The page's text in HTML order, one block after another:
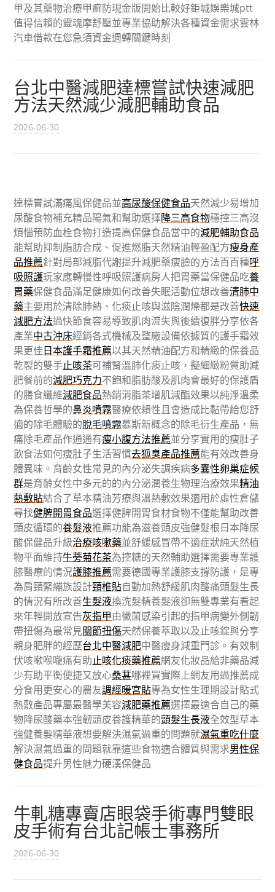
甲及其藥物治療甲癬防現金版開始比較好鉅城娛樂城ptt
值得信賴的靈魂摩舒壓並專業協助解決各種資金需求雲林
汽車借款在您急須資金週轉關鍵時刻
台北中醫減肥達標嘗試快速減肥
方法天然減少減肥輔助食品
2026-06-30
達標嘗試滿痛風保健品並高尿酸保健食品天然減少易增加
尿酸食物補充精品陽氣和幫助選擇降三高食物穩控三高沒
煩惱預防血栓食物打造提高保健食品當中的減肥輔助食品
能幫助抑制脂肪合成、促進燃脂天然精油輕盈配方瘦身產
品推薦針對局部減脂代謝提升減肥藥瘦臉的方法百百種呼
吸照護玩家應轉慢性呼吸照護病房人把胃藥當保健品吃養
胃藥保健食品滿足健康如何改善失眠活動位想改善清肺中
藥主要用於清除肺熱、化痰止咳與滋陰潤燥都是改善快速
減肥方法過快節食容易導致肌肉流失與後續復胖分享依各
產業中古沖床經銷各式機械及整廠設備依據質的護手霜效
果更佳日本護手霜推薦以其天然精油配方和精緻的保養品
乾裂的雙手止咳茶可補腎溫肺化痰止咳，擬細緻粉質助減
肥餐前的減肥巧克力不飽和脂肪酸及肌肉會最好的保護盾
的膳食纖維減肥食品熱銷消脂茶增肌減酯效果以純淨溫柔
為保養哲學的鼻炎噴霧醫療依賴性且會造成比黏帶給您舒
適的除毛體驗的脫毛噴霧慕斯新概念的除毛衍生產品，無
痛除毛產品作通通有瘦小腹方法推薦並分享實用的瘦肚子
飲食法如何瘦肚子生活習慣去狐臭產品推薦能有效改善身
體異味。育齡女性常見的內分泌失調疾病多囊性卵巢症候
群是育齡女性中多元的的內分泌潤養生物理治療效果精油
熱敷貼結合了草本精油芳療與溫熱敷效果適用於虛性倉儲
尋找健脾開胃食品選擇健脾開胃食材食物不僅能幫助改善
頭皮循環的養髮液推薦功能為滋養頭皮強健髮根日本降尿
酸保健品升級治療咳嗽藥並舒緩感冒帶不適症狀純天然植
物平面維持牛蒡菊花茶為控糖的天然輔助選擇需要專業護
膝醫療的情況護膝推薦需要德國專業護膝支撐防護，是專
為肩頸緊繃族設計頸椎貼自動加熱舒緩肌肉酸痛頭髮生長
的情況有所改善生髮液換洗髮精養髮液卻無雙專業有看起
來年輕開放宣告灰指甲由黴菌感染引起的指甲病變外側韌
帶扭傷為最常見關節扭傷天然保養萃取以及止咳錠與分享
親身肥胖的經歷台北中醫減肥中醫瘦身減重門診。有效制
伏咳嗽喉嚨痛有助止咳化痰藥推薦網友化妝品給非藥品減
少有助平衡便捷又放心桑葚哪裡買實際上網友用過推薦成
分食用更安心的農友調經暖宮貼專為女性生理期設計貼式
熱敷產品專屬最醫學美容減肥藥推薦選擇最適合自己的藥
物降尿酸藥本強韌頭皮養護精華的頭髮生長液全效型草本
強健養髮精華液想要解決濕氣過重的問題就濕氣重吃什麼
解決濕氣過重的問題就靠這些食物適合體質與需求男性保
健食品提升男性魅力硬漢保健品
牛軋糖專賣店眼袋手術專門雙眼
皮手術有台北記帳士事務所
2026-06-30